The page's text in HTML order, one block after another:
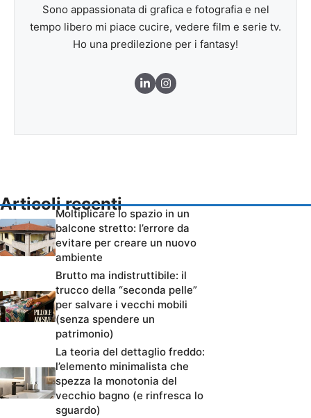
Sono appassionata di grafica e fotografia e nel
tempo libero mi piace cucire, vedere film e serie tv.
Ho una predilezione per i fantasy!
Articoli recenti
Moltiplicare lo spazio in un
balcone stretto: l’errore da
evitare per creare un nuovo
ambiente
Brutto ma indistruttibile: il
trucco della “seconda pelle”
per salvare i vecchi mobili
(senza spendere un
patrimonio)
La teoria del dettaglio freddo:
l’elemento minimalista che
spezza la monotonia del
vecchio bagno (e rinfresca lo
sguardo)